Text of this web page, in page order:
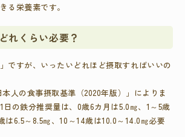
る栄養素です。
れくらい必要？
ですが、いったいどれほど摂取すればいいの
人の食事摂取基準（2020年版）」 によりま
日の鉄分推奨量は、0歳6カ月は5.0㎎、1～5歳
は6.5～8.5㎎、10～14歳は10.0～14.0㎎必要